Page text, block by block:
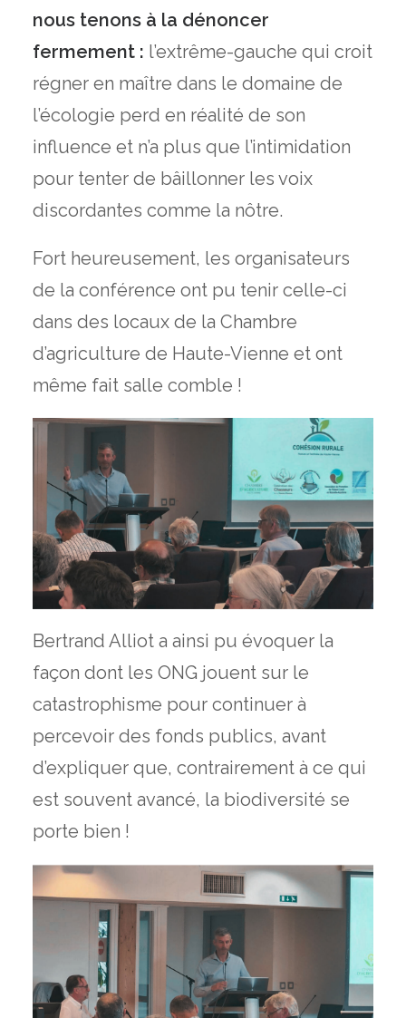
nous tenons à la dénoncer
fermement : l’extrême-gauche qui croit
régner en maître dans le domaine de
l’écologie perd en réalité de son
influence et n’a plus que l’intimidation
pour tenter de bâillonner les voix
discordantes comme la nôtre.
Fort heureusement, les organisateurs
de la conférence ont pu tenir celle-ci
dans des locaux de la Chambre
d’agriculture de Haute-Vienne et ont
même fait salle comble !
Bertrand Alliot a ainsi pu évoquer la
façon dont les ONG jouent sur le
catastrophisme pour continuer à
percevoir des fonds publics, avant
d’expliquer que, contrairement à ce qui
est souvent avancé, la biodiversité se
porte bien !